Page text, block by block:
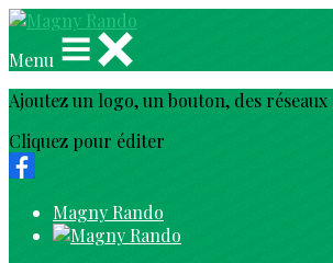
Menu
Ajoutez un logo, un bouton, des réseaux
Cliquez pour éditer
Magny Rando